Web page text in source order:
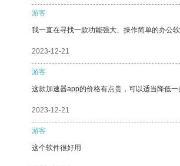
游客
我一直在寻找一款功能强大、操作简单的办公
2023-12-21
游客
这款加速器app的价格有点贵，可以适当降低
2023-12-21
游客
这个软件很好用